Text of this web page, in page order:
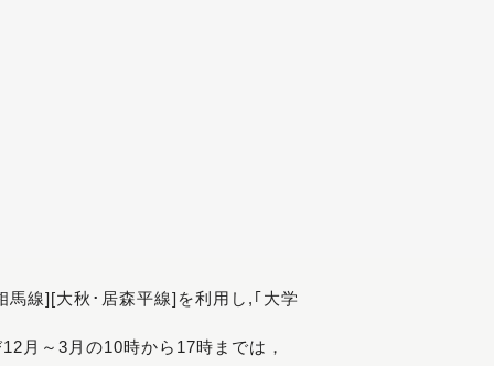
線][大秋･居森平線]を利用し,｢大学
月～3月の10時から17時までは，